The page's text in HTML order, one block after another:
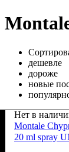
дешевле
дороже
новые
Нет в
Montale
20 ml spray